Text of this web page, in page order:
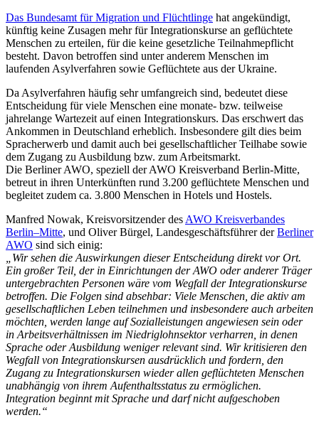
Das Bundesamt für Migration und Flüchtlinge hat angekündigt,
künftig keine Zusagen mehr für Integrationskurse an geflüchtete
Menschen zu erteilen, für die keine gesetzliche Teilnahmepflicht
besteht. Davon betroffen sind unter anderem Menschen im
laufenden Asylverfahren sowie Geflüchtete aus der Ukraine.
Da Asylverfahren häufig sehr umfangreich sind, bedeutet diese
Entscheidung für viele Menschen eine monate- bzw. teilweise
jahrelange Wartezeit auf einen Integrationskurs. Das erschwert das
Ankommen in Deutschland erheblich. Insbesondere gilt dies beim
Spracherwerb und damit auch bei gesellschaftlicher Teilhabe sowie
dem Zugang zu Ausbildung bzw. zum Arbeitsmarkt.
Die Berliner AWO, speziell der AWO Kreisverband Berlin-Mitte,
betreut in ihren Unterkünften rund 3.200 geflüchtete Menschen und
begleitet zudem ca. 3.800 Menschen in Hotels und Hostels.
Manfred Nowak, Kreisvorsitzender des AWO Kreisverbandes
Berlin–Mitte, und Oliver Bürgel, Landesgeschäftsführer derBerliner
AWO sind sich einig:
„Wir sehen die Auswirkungen dieser Entscheidung direkt vor Ort.
Ein großer Teil, der in Einrichtungen der AWO oder anderer Träger
untergebrachten Personen wäre vom Wegfall der Integrationskurse
betroffen. Die Folgen sind absehbar: Viele Menschen, die aktiv am
gesellschaftlichen Leben teilnehmen und insbesondere auch arbeiten
möchten, werden lange auf Sozialleistungen angewiesen sein oder
in Arbeitsverhältnissen im Niedriglohnsektor verharren, in denen
Sprache oder Ausbildung weniger relevant sind. Wir kritisieren den
Wegfall von Integrationskursen ausdrücklich und fordern, den
Zugang zu Integrationskursen wieder allen geflüchteten Menschen
unabhängig von ihrem Aufenthaltsstatus zu ermöglichen.
Integration beginnt mit Sprache und darf nicht aufgeschoben
werden.“